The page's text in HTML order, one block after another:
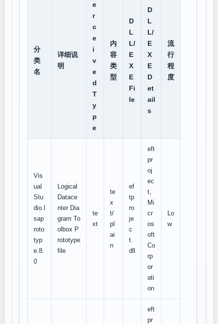
分
类
名
详细说
明
e
r
c
e
i
v
e
d
T
y
p
e
内
容
类
型
D
L
L/
E
X
E
Fi
le
D
L
L/
E
X
E
D
et
ail
s
流
行
程
度
Vis
ual
Stu
dio.l
sap
roto
typ
e.8.
0
Logical
Datace
nter Dia
gram To
olbox P
rototype
file
te
xt
te
x
t/
pl
ai
n
ef
tp
ro
je
c
t.
dll
eft
pr
oj
ec
t,
Mi
cr
os
oft
Co
rp
or
ati
on
Lo
w
eft
pr